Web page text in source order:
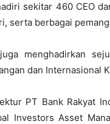
sekitar 460 CEO
serta berbagai
menghadirkan
dan Internasional
PT Bank Rakyat
Investors Asset